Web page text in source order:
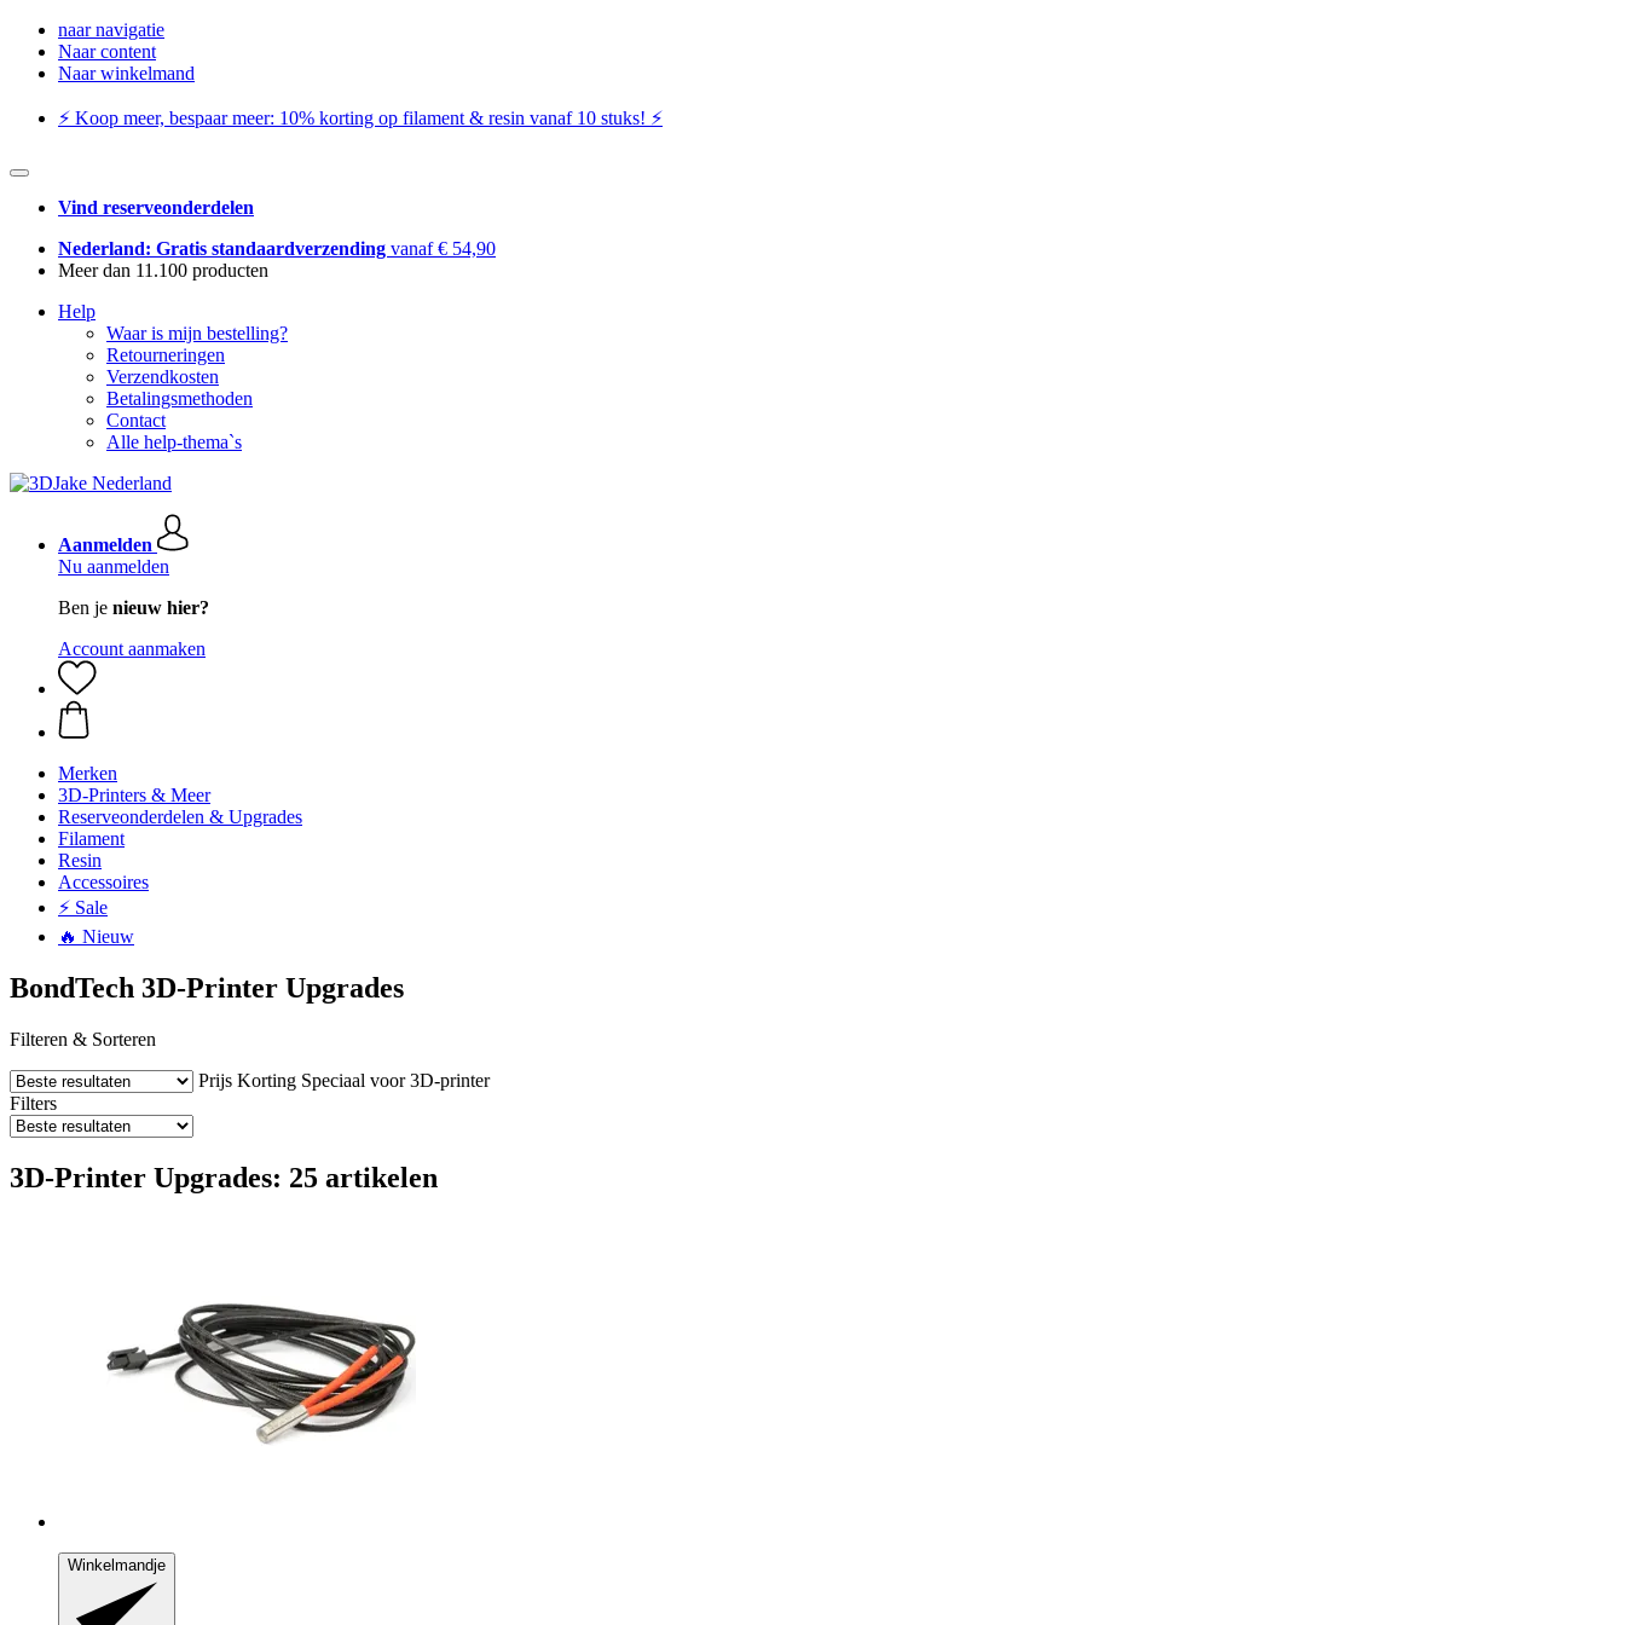
naar navigatie
Naar content
Naar winkelmand
⚡️ Koop meer, bespaar meer: ​​10% korting op filament & resin vanaf 10 stuks! ⚡️
Vind reserveonderdelen
Nederland: Gratis standaardverzending vanaf € 54,90
Meer dan 11.100 producten
Help
Waar is mijn bestelling?
Retourneringen
Verzendkosten
Betalingsmethoden
Contact
Alle help-thema`s
Aanmelden
Nu aanmelden
Ben je nieuw hier?
Account aanmaken
Merken
3D-Printers & Meer
Reserveonderdelen & Upgrades
Filament
Resin
Accessoires
⚡ Sale
🔥 Nieuw
BondTech 3D-Printer Upgrades
Filteren & Sorteren
Prijs Korting Speciaal voor 3D-printer
Filters
3D-Printer Upgrades: 25 artikelen
Winkelmandje